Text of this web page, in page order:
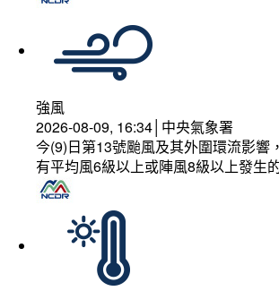
強風
2026-08-09, 16:34│中央氣象署
今(9)日第13號颱風及其外圍環流影
有平均風6級以上或陣風8級以上發生